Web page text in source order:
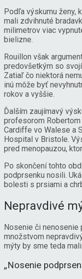
Podľa výskumu ženy,
mali zdvihnuté
milimetrov viac
bielizne.
Rouillon však
predovšetkým so
Zatiaľ čo niektorá
inú môže byť
rokov a vyššie.
Ďalším zaujímavý
profesorom
Cardiffe vo Walese a
Hospital v Bristole.
pred menopauzou,
Po skončení tohto
podprsenku nosili.
bolesti s prsiami a
Nepravdivé
Nosenie či nenosenie
množstvom
mýty by sme teda
„Nosenie